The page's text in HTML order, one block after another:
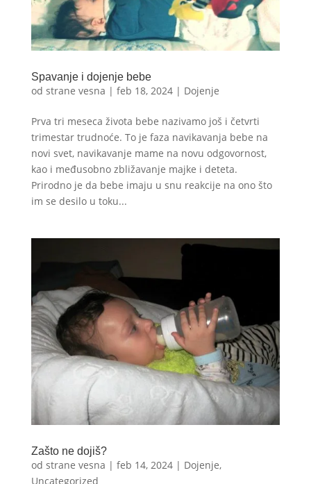
Spavanje i dojenje bebe
od strane vesna | feb 18, 2024| Dojenje
Prva tri meseca života bebe nazivamo još i četvrti
trimestar trudnoće. To je faza navikavanja bebe na
novi svet, navikavanje mame na novu odgovornost,
kao i međusobno zbližavanje majke i deteta.
Prirodno je da bebe imaju u snu reakcije na ono što
im se desilo u toku...
Zašto ne dojiš?
od strane vesna | feb 14, 2024| Dojenje,
Uncategorized